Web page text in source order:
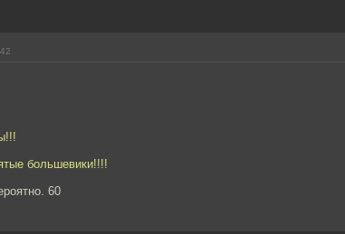
большевики!!!!
60